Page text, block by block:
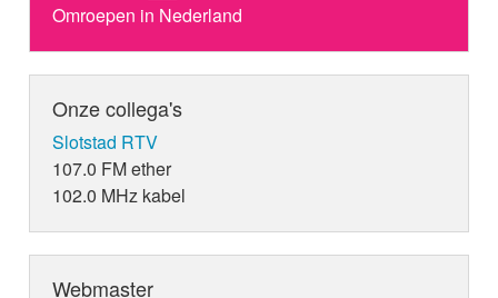
Omroepen in Nederland
Onze collega's
Slotstad RTV
107.0 FM ether
102.0 MHz kabel
Webmaster